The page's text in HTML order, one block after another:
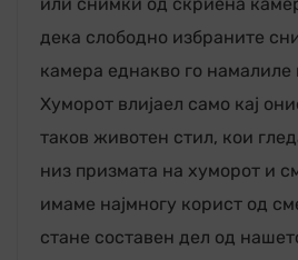
дека слободно избраните
камера еднакво го намалиле
Хуморот влијаел само кај
таков животен стил, кои
низ призмата на хуморот и
имаме најмногу корист од
стане составен дел од